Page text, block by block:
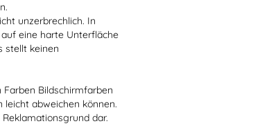
unzerbrechlich. In
eine harte Unterfläche
stellt keinen
Bildschirmfarben
leicht abweichen können.
dar.